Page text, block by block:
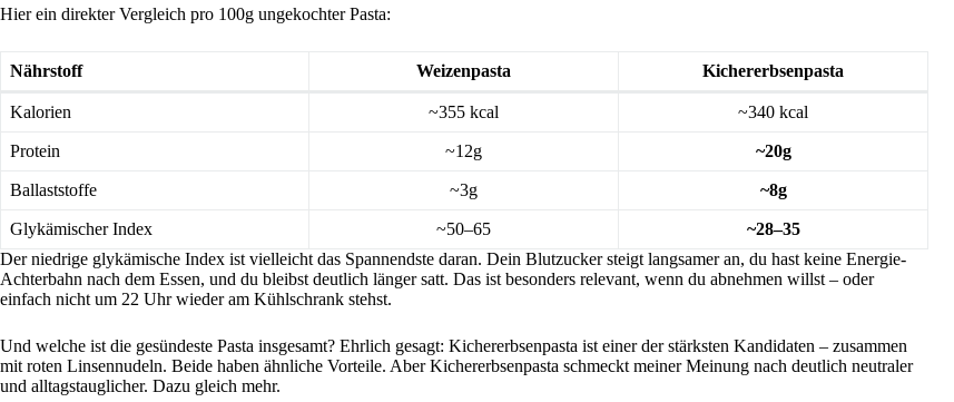
Hier ein direkter Vergleich pro 100g ungekochter Pasta:
Nährstoff Weizenpasta Kichererbsenpasta
Kalorien ~355 kcal ~340 kcal
Protein ~12g ~20g
Ballaststoffe ~3g ~8g
Glykämischer Index ~50–65
~28–35
Der niedrige glykämische Index ist vielleicht das Spannendste daran. Dein Blutzucker steigt langsamer an, du hast keine Energie-
Achterbahn nach dem Essen, und du bleibst deutlich länger satt. Das ist besonders relevant, wenn du abnehmen willst – oder
einfach nicht um 22 Uhr wieder am Kühlschrank stehst.
Und welche ist die gesündeste Pasta insgesamt? Ehrlich gesagt: Kichererbsenpasta ist einer der stärksten Kandidaten – zusammen
mit roten Linsennudeln. Beide haben ähnliche Vorteile. Aber Kichererbsenpasta schmeckt meiner Meinung nach deutlich neutraler
und alltagstauglicher. Dazu gleich mehr.